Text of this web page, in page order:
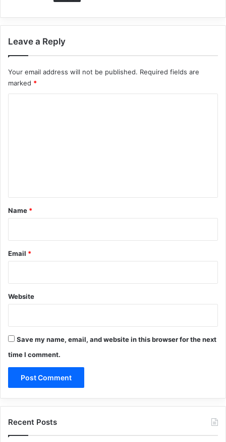
Leave a Reply
Your email address will not be published. Required fields are
marked *
*
Name *
Email *
Website
Save my name, email, and website in this browser for the next
time I comment.
Recent Posts